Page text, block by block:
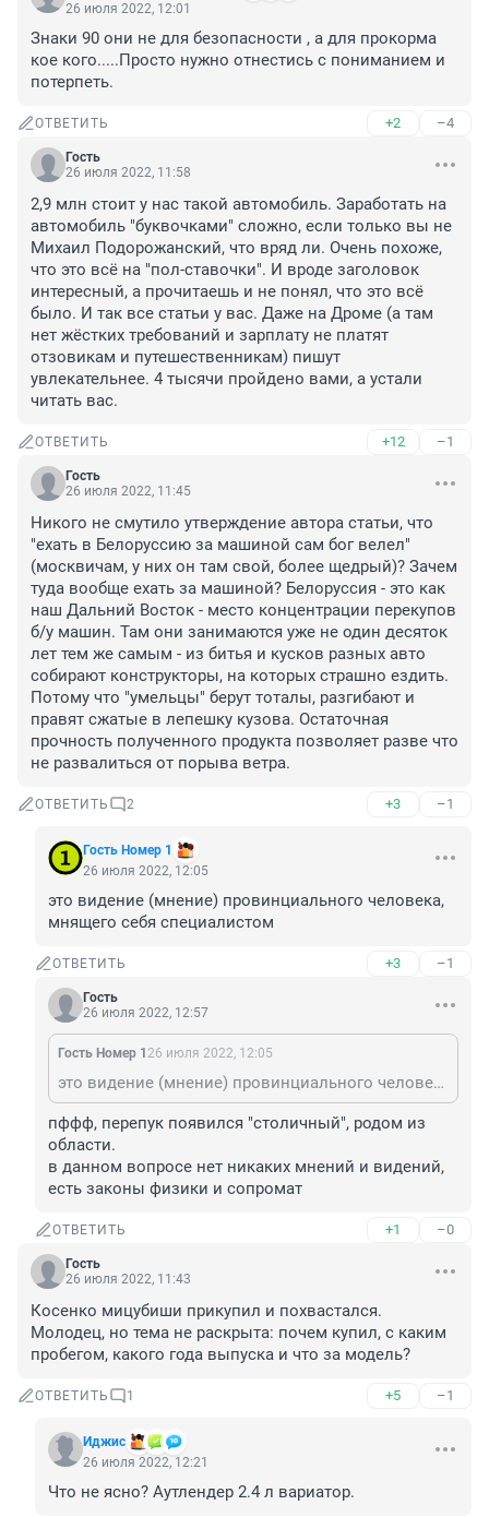
26 июля 2022, 12:01
Знаки 90 они не для безопасности , а для прокорма
кое кого.....Просто нужно отнестись с пониманием и
потерпеть.
ОТВЕТИТЬ +2 –4
Гость
26 июля 2022, 11:58
2,9 млн стоит у нас такой автомобиль. Заработать на
автомобиль "буквочками" сложно, если только вы не
Михаил Подорожанский, что вряд ли. Очень похоже,
что это всё на "пол-ставочки". И вроде заголовок
интересный, а прочитаешь и не понял, что это всё
было. И так все статьи у вас. Даже на Дроме (а там
нет жёстких требований и зарплату не платят
отзовикам и путешественникам) пишут
увлекательнее. 4 тысячи пройдено вами, а устали
читать вас.
ОТВЕТИТЬ +12 –1
Гость
26 июля 2022, 11:45
Никого не смутило утверждение автора статьи, что
"ехать в Белоруссию за машиной сам бог велел"
(москвичам, у них он там свой, более щедрый)? Зачем
туда вообще ехать за машиной? Белоруссия - это как
наш Дальний Восток - место концентрации перекупов
б/у машин. Там они занимаются уже не один десяток
лет тем же самым - из битья и кусков разных авто
собирают конструкторы, на которых страшно ездить.
Потому что "умельцы" берут тоталы, разгибают и
правят сжатые в лепешку кузова. Остаточная
прочность полученного продукта позволяет разве что
не развалиться от порыва ветра.
ОТВЕТИТЬ 2 +3 –1
Гость Номер 1
26 июля 2022, 12:05
это видение (мнение) провинциального человека,
мнящего себя специалистом
ОТВЕТИТЬ +3 –1
Гость
26 июля 2022, 12:57
Гость Номер 1 26 июля 2022, 12:05
это видение (мнение) провинциального человека, мнящего себя специалистом
пффф, перепук появился "столичный", родом из
области.
в данном вопросе нет никаких мнений и видений,
есть законы физики и сопромат
ОТВЕТИТЬ +1 –0
Гость
26 июля 2022, 11:43
Косенко мицубиши прикупил и похвастался.
Молодец, но тема не раскрыта: почем купил, с каким
пробегом, какого года выпуска и что за модель?
ОТВЕТИТЬ 1 +5 –1
Иджис
26 июля 2022, 12:21
Что не ясно? Аутлендер 2.4 л вариатор.